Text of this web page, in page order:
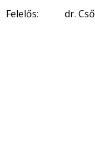
Felelős: dr.